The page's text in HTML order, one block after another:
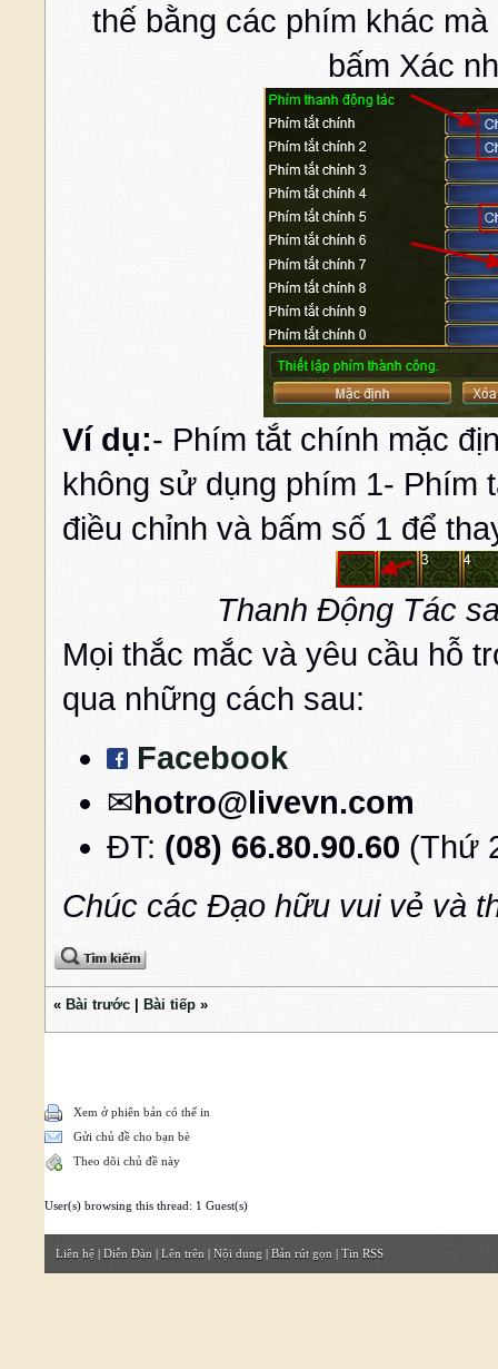
thế bằng các phím khác
bấm Xác
Ví dụ:- Phím tắt chính mặc
không sử dụng phím 1- Phím
điều chỉnh và bấm số 1 để
Thanh Động Tác
Mọi thắc mắc và yêu cầu hỗ
qua những cách sau:
Facebook
✉hotro@livevn.com
ĐT: (08) 66.80.90.60 (Thứ
Chúc các Đạo hữu vui vẻ và
« Bài trước Bài tiếp »
Xem ở phiên bản có thể in
Gửi chủ đề cho bạn bè
Theo dõi chủ đề này
User(s) browsing this thread: 1 Guest(s)
Liên hệ | Diễn Đàn | Lên trên | Nội dung | Bản rút gọn | Tin RSS